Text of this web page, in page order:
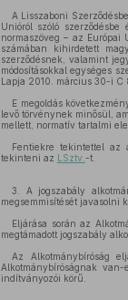
A Lisszaboni
Unióról szóló
normaszöveg – az
számában kihirdetett
szerződésnek, valamint
módosításokkal egységes
Lapja 2010. március 30-i C
E megoldás
levő törvénynek minősül,
mellett, normatív tartalmi
Fentiekre tekintettel az
tekinteni az LSztv. -t.
3. A jogszabály
megsemmisítését javasolni
Eljárása során az
megtámadott jogszabály
Az Alkotmánybíróság
Alkotmánybíróságnak
indítványozói körű.